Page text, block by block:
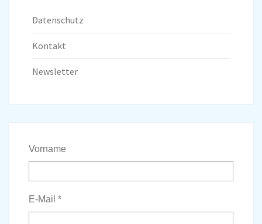
Datenschutz
Kontakt
Newsletter
Vorname
E-Mail *